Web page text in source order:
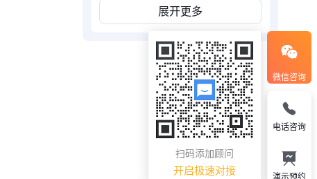
展开更多
微信咨询
扫码添加顾问
开启极速对接
电话咨询
演示预约